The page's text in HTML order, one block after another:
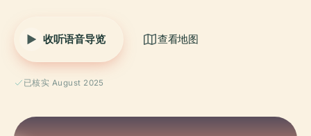
收听语音导览 查看地图
已核实 August 2025